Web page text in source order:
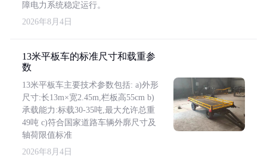
障电力系统稳定运行。
2026年8月4日
13米平板车的标准尺寸和载重参
数
13米平板车主要技术参数包括: a)外形
尺寸:长13m×宽2.45m,栏板高55cm b)
承载能力:标载30-35吨,最大允许总重
49吨 c)符合国家道路车辆外廓尺寸及
轴荷限值标准
2026年8月4日